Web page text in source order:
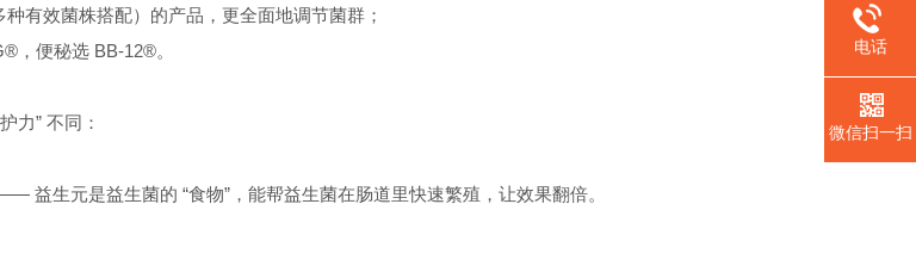
有效菌株搭配）的产品，更全面地调节菌群；
，便秘选 BB-12®。
力” 不同：
益生元是益生菌的 “食物”，能帮益生菌在肠道里快速繁殖，让效果翻倍。
电话
微信扫一扫